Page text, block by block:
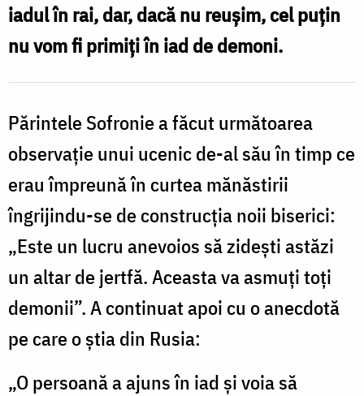
iadul în rai, dar, dacă nu reușim, cel puțin
nu vom fi primiți în iad de demoni.
Părintele Sofronie a făcut următoarea
observație unui ucenic de-al său în timp ce
erau împreună în curtea mănăstirii
îngrijindu-se de construcția noii biserici:
„Este un lucru anevoios să zidești astăzi
un altar de jertfă. Aceasta va asmuți toți
demonii”. A continuat apoi cu o anecdotă
pe care o știa din Rusia:
„O persoană a ajuns în iad și voia să